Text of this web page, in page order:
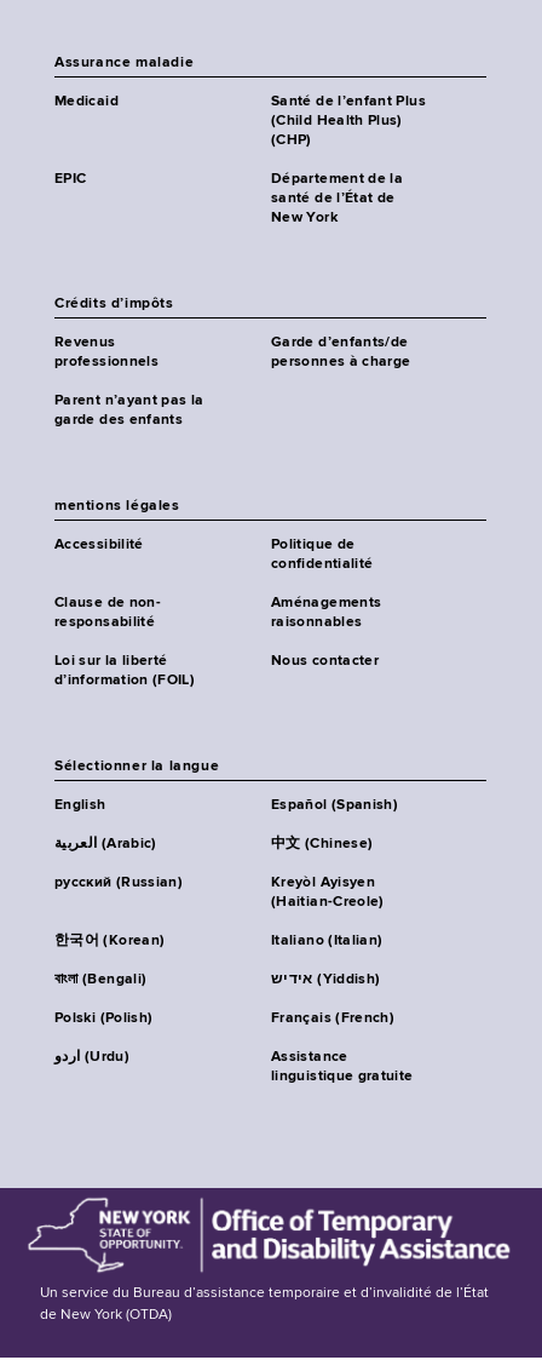
Assurance maladie
Medicaid
Santé de l’enfant Plus
(Child Health Plus)
(CHP)
EPIC
Département de la
santé de l’État de
New York
Crédits d’impôts
Revenus
professionnels
Garde d’enfants/de
personnes à charge
Parent n’ayant pas la
garde des enfants
mentions légales
Accessibilité
Politique de
confidentialité
Clause de non-
responsabilité
Aménagements
raisonnables
Loi sur la liberté
d’information (FOIL)
Nous contacter
Sélectionner la langue
English Español (Spanish)
العربية (Arabic) 中文 (Chinese)
русский (Russian)
Kreyòl Ayisyen
(Haitian-Creole)
한국어 (Korean) Italiano (Italian)
বাংলা (Bengali) אידיש (Yiddish)
Polski (Polish) Français (French)
اردو (Urdu)
Assistance
linguistique gratuite
Un service du Bureau d’assistance temporaire et d’invalidité de l’État
de New York (OTDA)